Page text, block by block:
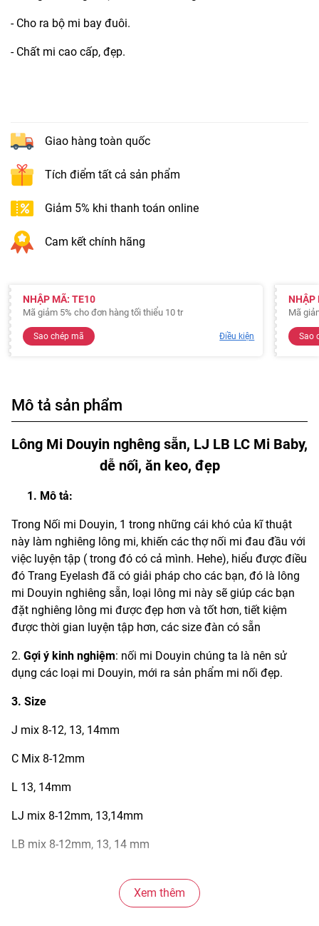
- Cho ra bộ mi bay đuôi.
- Chất mi cao cấp, đẹp.
Giao hàng toàn quốc
Tích điểm tất cả sản phẩm
Giảm 5% khi thanh toán online
Cam kết chính hãng
NHẬP MÃ: TE10
Mã giảm 5% cho đơn hàng tối thiểu 10 tr
Sao chép mã Điều kiện
NHẬP
Mã
Sao
Mô tả sản phẩm
Lông Mi Douyin nghêng sẵn, LJ LB LC Mi Baby,
dễ nối, ăn keo, đẹp
Mô tả:
Trong Nối mi Douyin, 1 trong những cái khó của kĩ thuật
này làm nghiêng lông mi, khiến các thợ nối mi đau đầu với
việc luyện tập ( trong đó có cả mình. Hehe), hiểu được điều
đó Trang Eyelash đã có giải pháp cho các bạn, đó là lông
mi Douyin nghiêng sẵn, loại lông mi này sẽ giúp các bạn
đặt nghiêng lông mi được đẹp hơn và tốt hơn, tiết kiệm
được thời gian luyện tập hơn, các size đàn có sẵn
2. Gợi ý kinh nghiệm: nối mi Douyin chúng ta là nên sử
dụng các loại mi Douyin, mới ra sản phẩm mi nối đẹp.
3. Size
J mix 8-12, 13, 14mm
C Mix 8-12mm
L 13, 14mm
LJ mix 8-12mm, 13,14mm
LB mix 8-12mm, 13, 14 mm
#midouyin #minghiêng #kithuatdouyin #noimitrunghoa
Xem thêm